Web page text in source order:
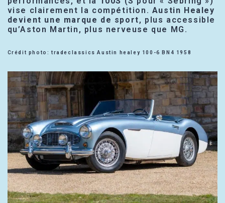
vise clairement la compétition. Austin Healey
devient une marque de sport, plus accessible
qu’Aston Martin, plus nerveuse que MG.
Crédit photo: tradeclassics Austin healey 100-6 BN4 1958